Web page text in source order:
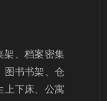
、档案密集
图书书架、仓
上下床、公寓